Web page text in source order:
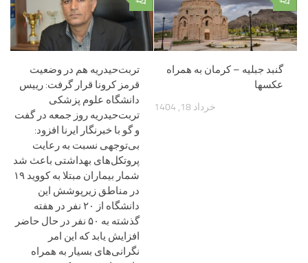
تربت‌حیدریه هم در وضعیت
قرمز کرونا قرار گرفت: رییس
دانشگاه علوم پزشکی
تربت‌حیدریه روز جمعه در گفت
و گو با خبرنگار ایرنا افزود:
بی‌توجهی نسبت به رعایت
پروتکل‌های بهداشتی باعث شد
شمار بیماران مبتلا به کووید ۱۹
در مناطق زیرپوشش این
دانشگاه از ۲۰ نفر در هفته
گذشته به ۵۰ نفر در حال حاضر
افزایش یابد که این امر
نگرانی‌های بسیار به همراه
گنبد جبلیه – کرمان به همراه
عکسها
خرداد 18, 1404